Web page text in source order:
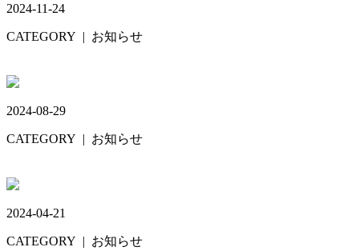
2024-11-24
CATEGORY | お知らせ
2024-08-29
CATEGORY | お知らせ
2024-04-21
CATEGORY | お知らせ